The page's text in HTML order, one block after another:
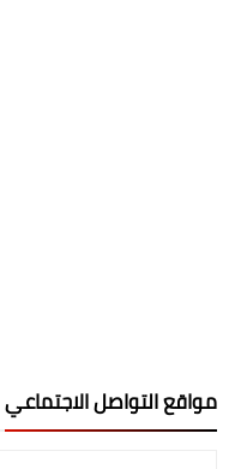
مواقع التواصل الاجتماعي